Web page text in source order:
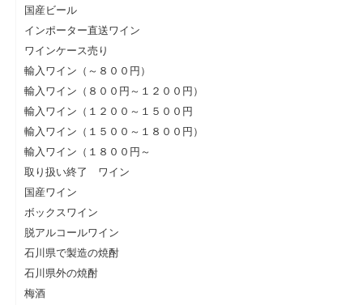
国産ビール
インポーター直送ワイン
ワインケース売り
輸入ワイン（～８００円）
輸入ワイン（８００円～１２００円）
輸入ワイン（１２００～１５００円
輸入ワイン（１５００～１８００円）
輸入ワイン（１８００円～
取り扱い終了 ワイン
国産ワイン
ボックスワイン
脱アルコールワイン
石川県で製造の焼酎
石川県外の焼酎
梅酒